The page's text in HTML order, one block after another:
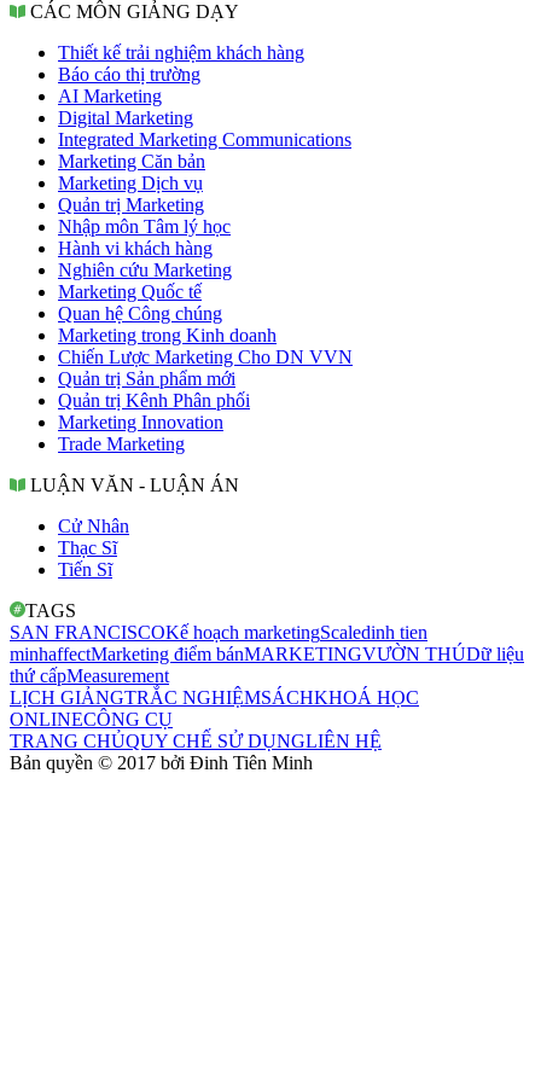
CÁC MÔN GIẢNG DẠY
Thiết kế trải nghiệm khách hàng
Báo cáo thị trường
AI Marketing
Digital Marketing
Integrated Marketing Communications
Marketing Căn bản
Marketing Dịch vụ
Quản trị Marketing
Nhập môn Tâm lý học
Hành vi khách hàng
Nghiên cứu Marketing
Marketing Quốc tế
Quan hệ Công chúng
Marketing trong Kinh doanh
Chiến Lược Marketing Cho DN VVN
Quản trị Sản phẩm mới
Quản trị Kênh Phân phối
Marketing Innovation
Trade Marketing
LUẬN VĂN - LUẬN ÁN
Cử Nhân
Thạc Sĩ
Tiến Sĩ
TAGS
SAN FRANCISCOKế hoạch marketingScaledinh tien
minhaffectMarketing điểm bánMARKETINGVƯỜN THÚDữ liệu
thứ cấpMeasurement
LỊCH GIẢNGTRẮC NGHIỆMSÁCHKHOÁ HỌC
ONLINECÔNG CỤ
TRANG CHỦQUY CHẾ SỬ DỤNGLIÊN HỆ
Bản quyền © 2017 bởi Đinh Tiên Minh